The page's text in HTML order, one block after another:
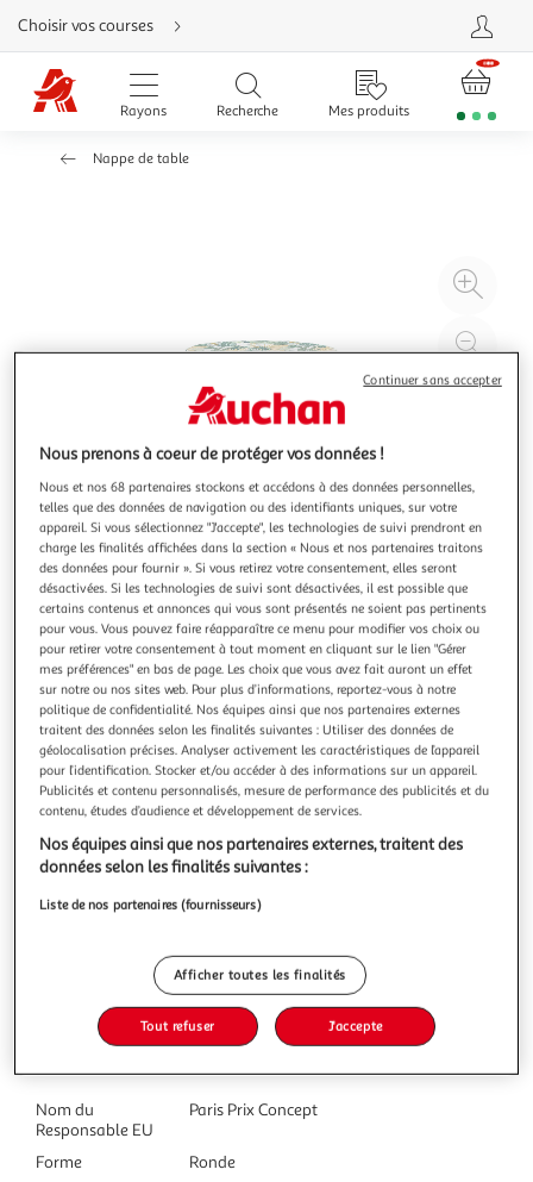
Aller
directement
au
contenu
Aller
directement
Aller
Choisir vos courses
Rayons Recherche Mes produits
Nappe de table
à
Illustration
précédente
Illustration
suivante
DOUCEUR D'INTÉRIEUR
Nappe ronde imprimé guyana 160cm vert
Informations Techniques : Dimensions : D. 160 cm Matières :
PVC & Polyester Spécificités : Déco & Utile Nappe de table
Imprimé tropical Finition biais Pour 6 à 8 couverts
Imperméable Nettoyage facile Forme ronde Poids : 0,72 kg
Couleur : Vert
En savoir +
Vous voulez connaître le prix de ce produit ?
Afficher le prix
Caractéristiques
Nom du
Responsable EU
Paris Prix Concept
Forme
Ronde
Nous prenons à coeur de protéger vos données !
Nous et nos 68 partenaires stockons et accédons à des données personnelles,
telles que des données de navigation ou des identifiants uniques, sur votre
appareil. Si vous sélectionnez "J'accepte", les technologies de suivi prendront en
charge les finalités affichées dans la section « Nous et nos partenaires traitons
des données pour fournir ». Si vous retirez votre consentement, elles seront
désactivées. Si les technologies de suivi sont désactivées, il est possible que
certains contenus et annonces qui vous sont présentés ne soient pas pertinents
pour vous. Vous pouvez faire réapparaître ce menu pour modifier vos choix ou
pour retirer votre consentement à tout moment en cliquant sur le lien "Gérer
mes préférences" en bas de page. Les choix que vous avez fait auront un effet
sur notre ou nos sites web. Pour plus d’informations, reportez-vous à notre
politique de confidentialité. Nos équipes ainsi que nos partenaires externes
traitent des données selon les finalités suivantes : Utiliser des données de
géolocalisation précises. Analyser activement les caractéristiques de l’appareil
pour l’identification. Stocker et/ou accéder à des informations sur un appareil.
Publicités et contenu personnalisés, mesure de performance des publicités et du
contenu, études d’audience et développement de services.
Nos équipes ainsi que nos partenaires externes, traitent des
données selon les finalités suivantes :
Liste de nos partenaires (fournisseurs)
Afficher toutes les finalités
Tout refuser J'accepte
Continuer sans accepter